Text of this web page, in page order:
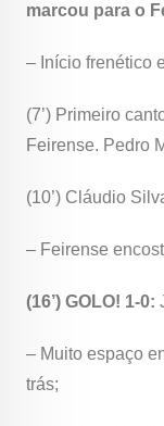
marcou para o
– Início frenético
(7’) Primeiro
Feirense. Pedro
(10’) Cláudio
– Feirense
(16’) GOLO! 1-0:
– Muito espaço
trás;